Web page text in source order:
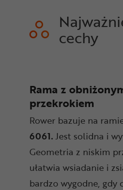
cechy
Rama z
przekrokiem
Rower bazuje na
6061.Jest solidna i
Geometria z niskim
ułatwia wsiadanie i
bardzo wygodne, gdy